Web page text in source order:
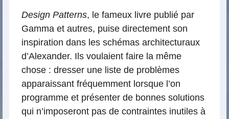
Design Patterns, le fameux livre publié par
Gamma et autres, puise directement son
inspiration dans les schémas architecturaux
d’Alexander. Ils voulaient faire la même
chose : dresser une liste de problèmes
apparaissant fréquemment lorsque l’on
programme et présenter de bonnes solutions
qui n’imposeront pas de contraintes inutiles à